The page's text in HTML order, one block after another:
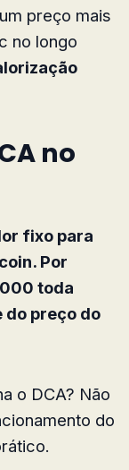
preço mais
no longo
no
fixo para
Por
toda
do preço do
o DCA? Não
do